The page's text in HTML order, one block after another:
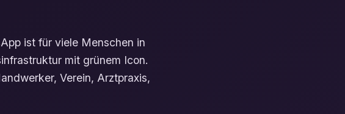
ist für viele Menschen in
mit grünem Icon.
Verein, Arztpraxis,